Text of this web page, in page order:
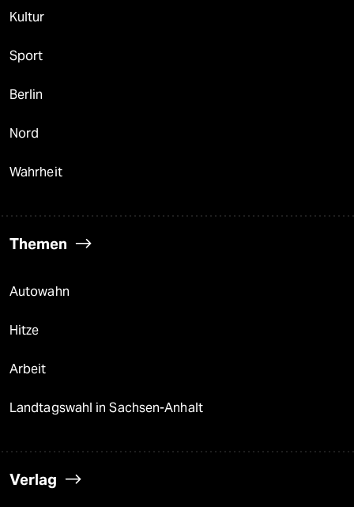
Kultur
Sport
Berlin
Nord
Wahrheit
Themen
Autowahn
Hitze
Arbeit
Landtagswahl in Sachsen-Anhalt
Verlag